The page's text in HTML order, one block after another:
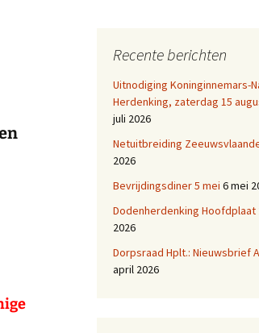
Dorpsraad
Agenda
Recente berichten
Uitnodiging Koninginnemars-
Herdenking, zaterdag 15
juli 2026
Netuitbreiding
2026
Bevrijdingsdiner 5 mei 6 mei
Dodenherdenking Hoofdplaat
2026
Dorpsraad Hplt.: Nieuwsbrief
april 2026